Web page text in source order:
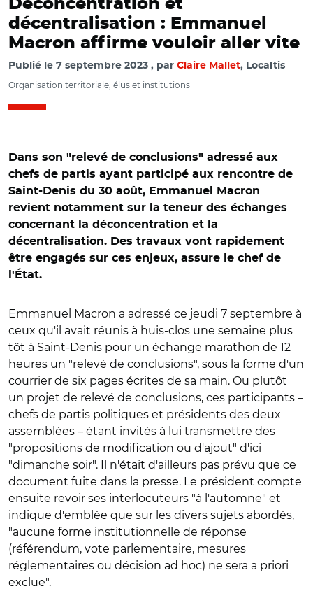
Déconcentration et
décentralisation : Emmanuel
Macron affirme vouloir aller vite
Publié le 7 septembre 2023 par Claire Mallet, Localtis
Organisation territoriale, élus et institutions
Dans son "relevé de conclusions" adressé aux
chefs de partis ayant participé aux rencontre de
Saint-Denis du 30 août, Emmanuel Macron
revient notamment sur la teneur des échanges
concernant la déconcentration et la
décentralisation. Des travaux vont rapidement
être engagés sur ces enjeux, assure le chef de
l'État.
Emmanuel Macron a adressé ce jeudi 7 septembre à
ceux qu'il avait réunis à huis-clos une semaine plus
tôt à Saint-Denis pour un échange marathon de 12
heures un "relevé de conclusions", sous la forme d'un
courrier de six pages écrites de sa main. Ou plutôt
un projet de relevé de conclusions, ces participants –
chefs de partis politiques et présidents des deux
assemblées – étant invités à lui transmettre des
"propositions de modification ou d'ajout" d'ici
"dimanche soir". Il n'était d'ailleurs pas prévu que ce
document fuite dans la presse. Le président compte
ensuite revoir ses interlocuteurs "à l'automne" et
indique d'emblée que sur les divers sujets abordés,
"aucune forme institutionnelle de réponse
(référendum, vote parlementaire, mesures
réglementaires ou décision ad hoc) ne sera a priori
exclue".